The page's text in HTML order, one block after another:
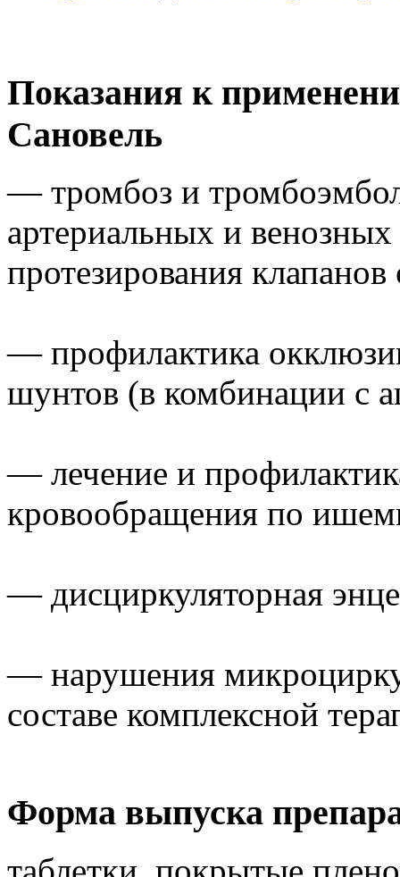
Показания к
Сановель
— тромбоз и
артериальных и
протезирования клапанов
— профилактика
шунтов (в комбинации с
— лечение и
кровообращения по
— дисциркуляторная
— нарушения
составе комплексной
Форма выпуска